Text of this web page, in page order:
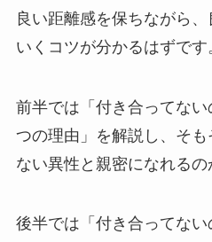
良い距離感を保ちながら
いくコツが分かるはずです
前半では「付き合ってな
つの理由」を解説し、そ
ない異性と親密になれるの
後半では「付き合ってな